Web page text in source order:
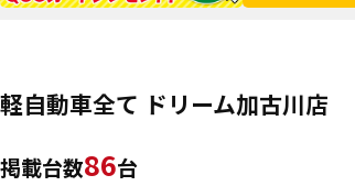
軽自動車全て ドリーム加古川店
掲載台数86台